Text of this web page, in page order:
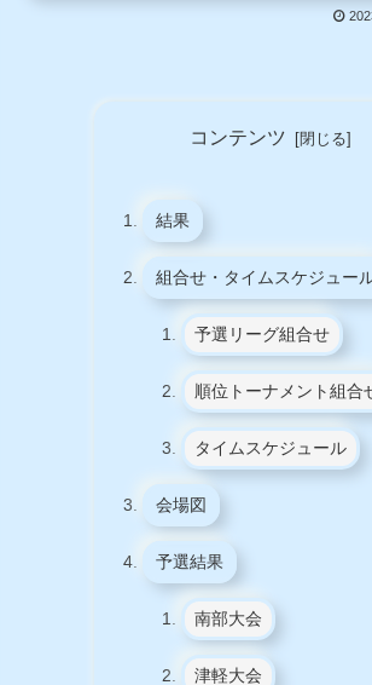
コンテンツ
結果
組合せ・タイムスケジュー
予選リーグ組合せ
順位トーナメント組合
タイムスケジュール
会場図
予選結果
南部大会
津軽大会